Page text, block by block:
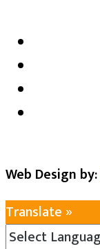
Web Design by:
Translate »